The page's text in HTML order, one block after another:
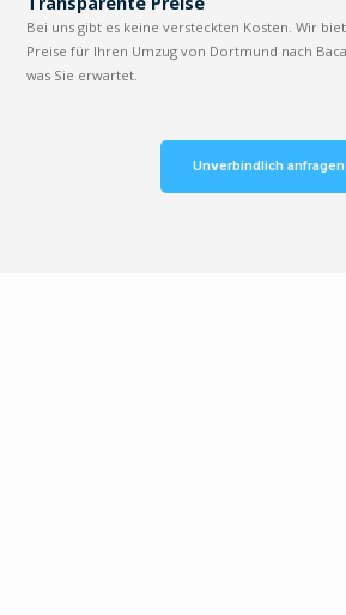
Bei uns gibt es keine versteckten Kosten. Wir
Preise für Ihren Umzug von Dortmund nach
was Sie erwartet.
Unverbindlich anfragen